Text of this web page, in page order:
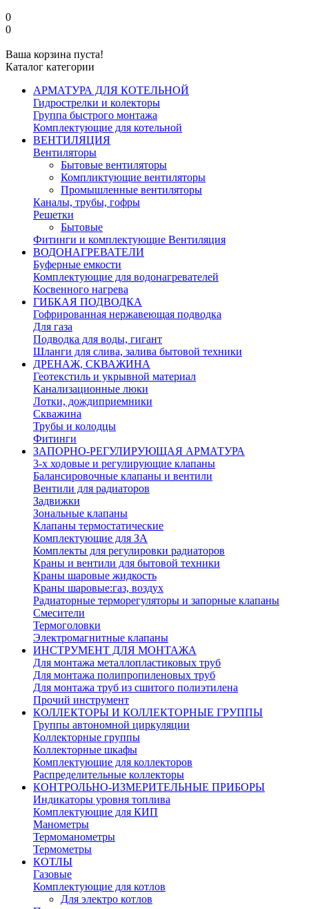
0
0
Ваша корзина пуста!
Каталог категории
АРМАТУРА ДЛЯ КОТЕЛЬНОЙ
Гидрострелки и колекторы
Группа быстрого монтажа
Комплектующие для котельной
ВЕНТИЛЯЦИЯ
Вентиляторы
Бытовые вентиляторы
Компликтующие вентиляторы
Промышленные вентиляторы
Каналы, трубы, гофры
Решетки
Бытовые
Фитинги и комплектующие Вентиляция
ВОДОНАГРЕВАТЕЛИ
Буферные емкости
Комплектующие для водонагревателей
Косвенного нагрева
ГИБКАЯ ПОДВОДКА
Гофрированная нержавеющая подводка
Для газа
Подводка для воды, гигант
Шланги для слива, залива бытовой техники
ДРЕНАЖ, СКВАЖИНА
Геотекстиль и укрывной материал
Канализационные люки
Лотки, дождиприемники
Скважина
Трубы и колодцы
Фитинги
ЗАПОРНО-РЕГУЛИРУЮЩАЯ АРМАТУРА
3-х ходовые и регулирующие клапаны
Балансировочные клапаны и вентили
Вентили для радиаторов
Задвижки
Зональные клапаны
Клапаны термостатические
Комплектующие для ЗА
Комплекты для регулировки радиаторов
Краны и вентили для бытовой техники
Краны шаровые жидкость
Краны шаровые:газ, воздух
Радиаторные терморегуляторы и запорные клапаны
Смесители
Термоголовки
Электромагнитные клапаны
ИНСТРУМЕНТ ДЛЯ МОНТАЖА
Для монтажа металлопластиковых труб
Для монтажа полипропиленовых труб
Для монтажа труб из сшитого полиэтилена
Прочий инструмент
КОЛЛЕКТОРЫ И КОЛЛЕКТОРНЫЕ ГРУППЫ
Группы автономной циркуляции
Коллекторные группы
Коллекторные шкафы
Комплектующие для коллекторов
Распределительные коллекторы
КОНТРОЛЬНО-ИЗМЕРИТЕЛЬНЫЕ ПРИБОРЫ
Индикаторы уровня топлива
Комплектующие для КИП
Манометры
Термоманометры
Термометры
КОТЛЫ
Газовые
Комплектующие для котлов
Для электро котлов